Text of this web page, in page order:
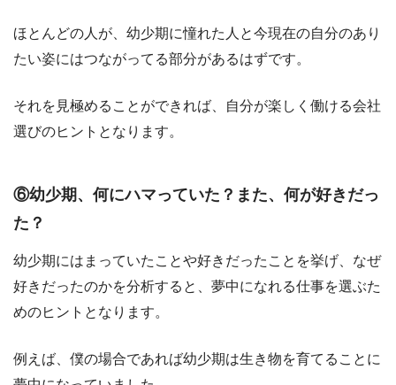
ほとんどの人が、幼少期に憧れた人と今現在の自分のあり
たい姿にはつながってる部分があるはずです。
それを見極めることができれば、自分が楽しく働ける会社
選びのヒントとなります。
⑥幼少期、何にハマっていた？また、何が好きだっ
た？
幼少期にはまっていたことや好きだったことを挙げ、なぜ
好きだったのかを分析すると、夢中になれる仕事を選ぶた
めのヒントとなります。
例えば、僕の場合であれば幼少期は生き物を育てることに